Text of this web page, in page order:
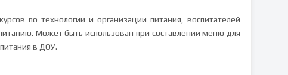
по технологии и организации питания, воспитателей
Может быть использован при составлении меню для
в ДОУ.